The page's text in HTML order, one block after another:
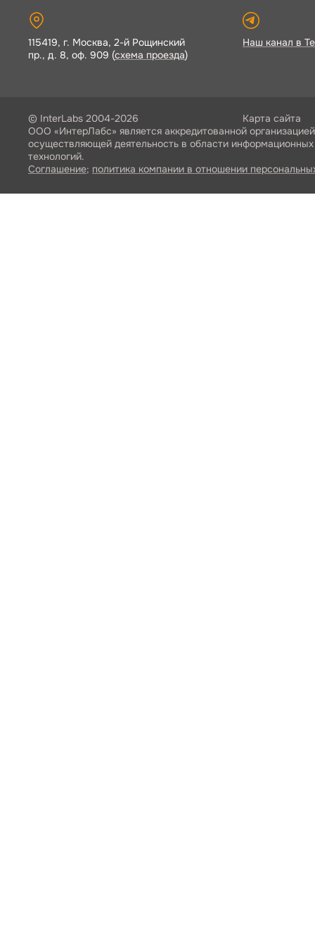
115419, г. Москва, 2-й Рощинский
пр., д. 8, оф. 909 (схема проезда)
Наш канал в
© InterLabs 2004-2026
Карта сайта
ООО «ИнтерЛабс» является аккредитованной
осуществляющей деятельность в области информационных
технологий.
Соглашение; политика компании в отношении